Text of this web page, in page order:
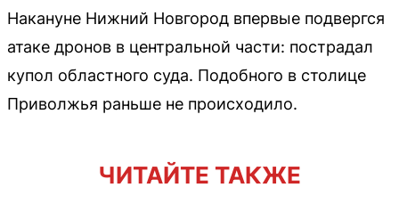
Накануне Нижний Новгород впервые подвергся
атаке дронов в центральной части: пострадал
купол областного суда. Подобного в столице
Приволжья раньше не происходило.
ЧИТАЙТЕ ТАКЖЕ